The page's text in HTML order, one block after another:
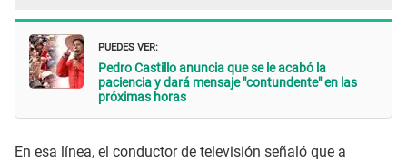
PUEDES VER:
Pedro Castillo anuncia que se le acabó la
paciencia y dará mensaje "contundente" en las
próximas horas
En esa línea, el conductor de televisión señaló que a